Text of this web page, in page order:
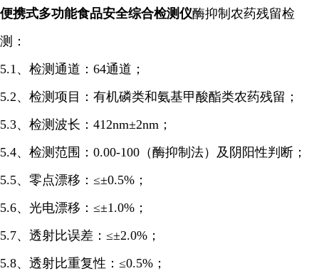
便携式多功能食品安全综合检测仪酶抑制农药残留检
测：
5.1、检测通道：64通道；
5.2、检测项目：有机磷类和氨基甲酸酯类农药残留；
5.3、检测波长：412nm±2nm；
5.4、检测范围：0.00-100（酶抑制 法）及阴阳性判断；
5.5、零点漂移：≤±0.5%；
5.6、光电漂移：≤±1.0%；
5.7、透射比误差：≤±2.0%；
5.8、透射比重复性：≤0.5%；